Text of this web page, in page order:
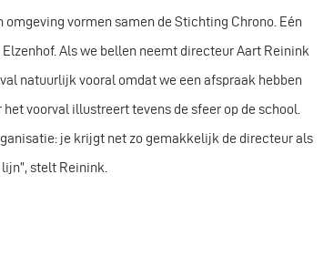
omgeving vormen samen de Stichting Chrono. Eén
Als we bellen neemt directeur Aart Reinink
natuurlijk vooral omdat we een afspraak hebben
voorval illustreert tevens de sfeer op de school.
je krijgt net zo gemakkelijk de directeur als
stelt Reinink.